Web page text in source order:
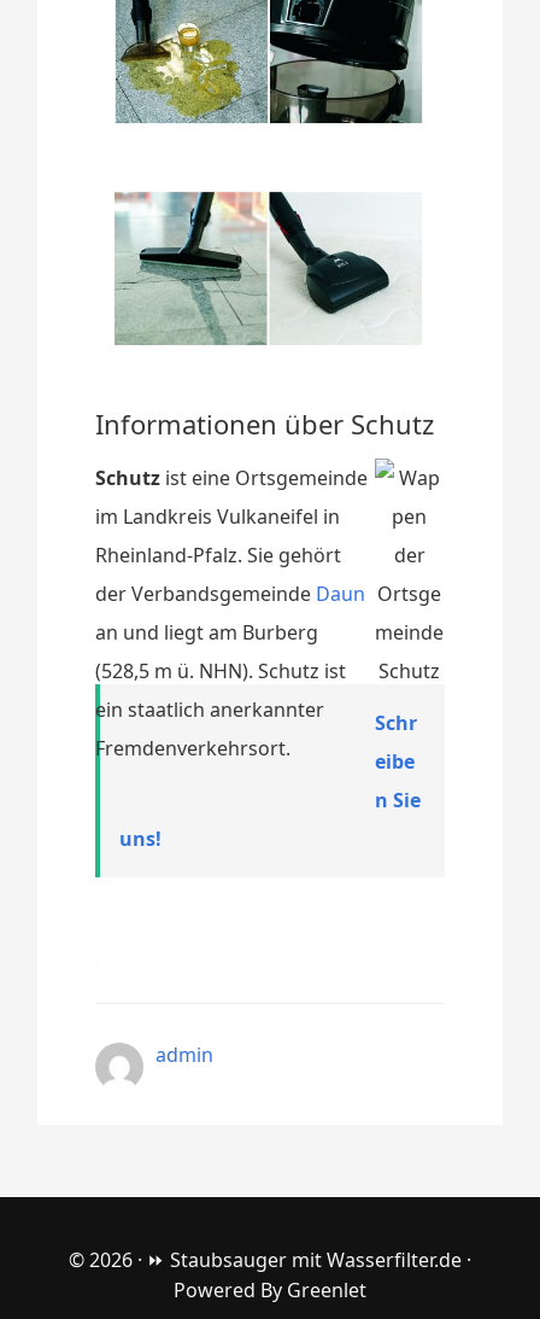
Informationen über Schutz
Schutz ist eine Ortsgemeinde
im Landkreis Vulkaneifel in
Rheinland-Pfalz. Sie gehört
der Verbandsgemeinde Daun
an und liegt am Burberg
(528,5 m ü. NHN). Schutz ist
ein staatlich anerkannter
Fremdenverkehrsort.
Schr
eibe
n Sie
uns!
admin
© 2026 · ⏩ Staubsauger mit Wasserfilter.de ·
Powered By Greenlet